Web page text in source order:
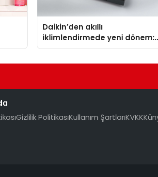
Daikin’den akıllı
iklimlendirmede yeni dönem:
Madoka Plus Türkiye’de
Gizlilik PolitikasıKullanım ŞartlarıKVKK